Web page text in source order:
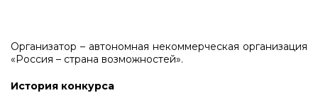
Организатор – автономная некоммерческая организация
«Россия – страна возможностей».
История конкурса